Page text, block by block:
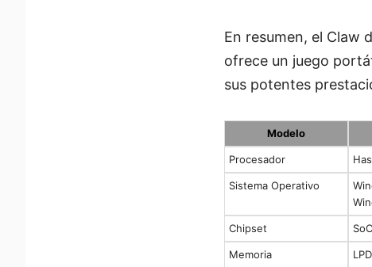
En resumen, el Claw
ofrece un juego
sus potentes
Modelo
Procesador
Sistema Operativo
Chipset
Memoria